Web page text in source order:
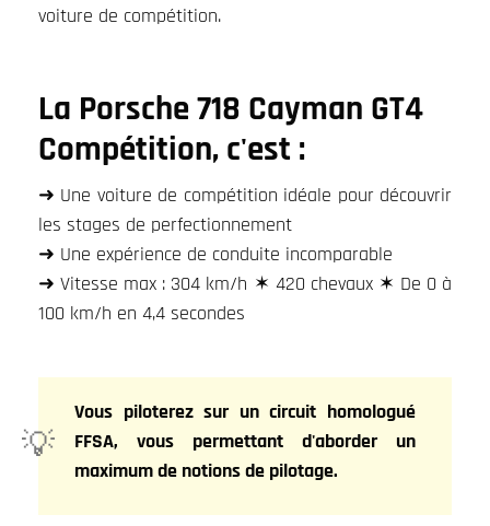
voiture de compétition.
La Porsche 718 Cayman GT4
Compétition, c'est :
➜ Une voiture de compétition idéale pour découvrir
les stages de perfectionnement
➜ Une expérience de conduite incomparable
➜ Vitesse max : 304 km/h ✶ 420 chevaux ✶ De 0 à
100 km/h en 4,4 secondes
Vous piloterez sur un circuit homologué
FFSA, vous permettant d'aborder un
maximum de notions de pilotage.